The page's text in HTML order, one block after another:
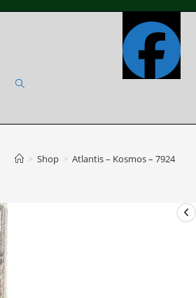
Toggle
> Shop > Atlantis – Kosmos – 7924